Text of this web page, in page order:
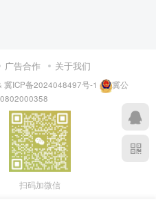
广告合作 关于我们
冀ICP备2024048497号-1
冀公
扫码加微信